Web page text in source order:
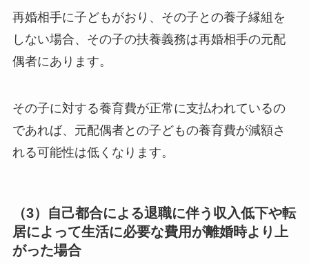
再婚相手に子どもがおり、その子との養子縁組を
しない場合、その子の扶養義務は再婚相手の元配
偶者にあります。
その子に対する養育費が正常に支払われているの
であれば、元配偶者との子どもの養育費が減額さ
れる可能性は低くなります。
（3）自己都合による退職に伴う収入低下や転
居によって生活に必要な費用が離婚時より上
がった場合